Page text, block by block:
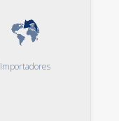
Importadores